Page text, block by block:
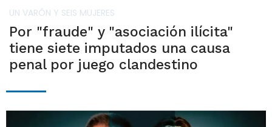
UN VARÓN Y SEIS MUJERES
Por "fraude" y "asociación ilícita"
tiene siete imputados una causa
penal por juego clandestino